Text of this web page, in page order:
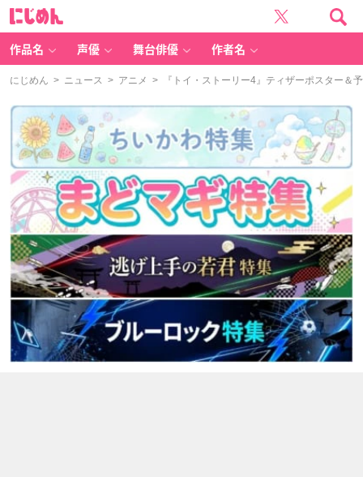
作品名 声優 舞台俳優 作者名
にじめん > ニュース > アニメ > 『トイ・ストーリー4』ティザーポスター＆